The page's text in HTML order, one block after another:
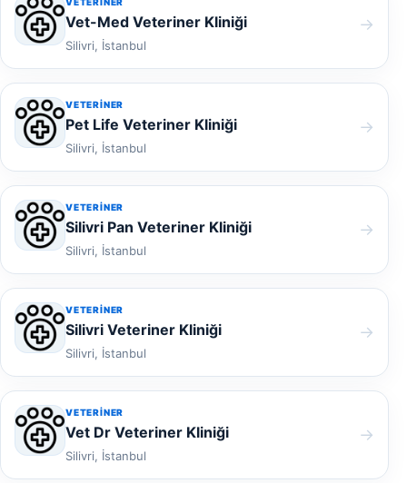
Vet-Med Veteriner Kliniği
Silivri, İstanbul
→
VETERINER
Pet Life Veteriner Kliniği
Silivri, İstanbul
→
VETERINER
Silivri Pan Veteriner Kliniği
Silivri, İstanbul
→
VETERINER
Silivri Veteriner Kliniği
Silivri, İstanbul
→
VETERINER
Vet Dr Veteriner Kliniği
Silivri, İstanbul
→